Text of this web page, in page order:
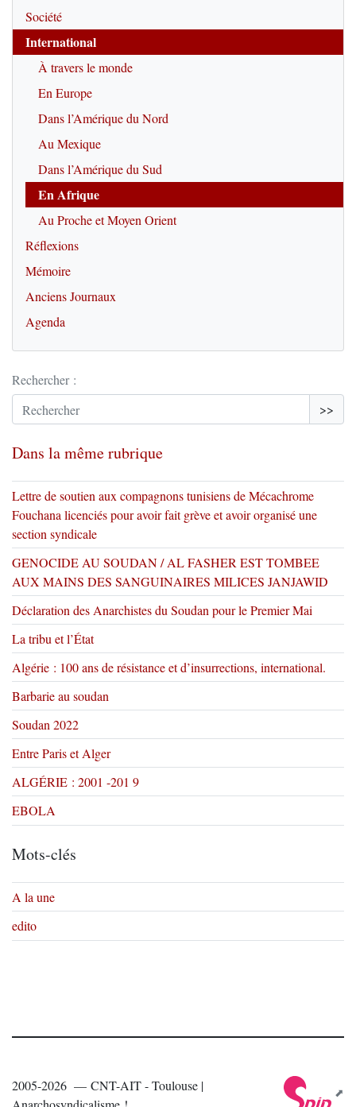
Société
International
À travers le monde
En Europe
Dans l’Amérique du Nord
Au Mexique
Dans l’Amérique du Sud
En Afrique
Au Proche et Moyen Orient
Réflexions
Mémoire
Anciens Journaux
Agenda
Rechercher :
>>
Dans la même rubrique
Lettre de soutien aux compagnons tunisiens de Mécachrome
Fouchana licenciés pour avoir fait grève et avoir organisé une
section syndicale
GENOCIDE AU SOUDAN / AL FASHER EST TOMBEE
AUX MAINS DES SANGUINAIRES MILICES JANJAWID
Déclaration des Anarchistes du Soudan pour le Premier Mai
La tribu et l’État
Algérie : 100 ans de résistance et d’insurrections, international.
Barbarie au soudan
Soudan 2022
Entre Paris et Alger
ALGÉRIE : 2001 -201 9
EBOLA
Mots-clés
A la une
edito
2005-2026 — CNT-AIT - Toulouse |